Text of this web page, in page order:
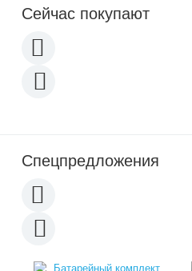
Сейчас покупают
Спецпредложения